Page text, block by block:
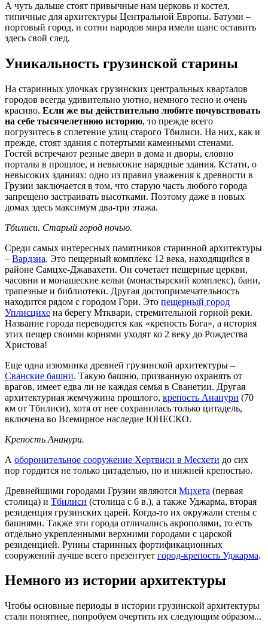
А чуть дальше стоят привычные нам церковь и костел,
типичные для архитектуры Центральной Европы. Батуми –
портовый город, и сотни народов мира имели шанс оставить
здесь свой след.
Уникальность грузинской старины
На старинных улочках грузинских центральных кварталов
городов всегда удивительно уютно, немного тесно и очень
красиво. Если же вы действительно любите почувствовать
на себе тысячелетнюю историю, то прежде всего
погрузитесь в сплетение улиц старого Тбилиси. На них, как и
прежде, стоят здания с потертыми каменными стенами.
Гостей встречают резные двери в дома и дворы, словно
порталы в прошлое, и невысокие нарядные здания. Кстати, о
невысоких зданиях: одно из правил уважения к древности в
Грузии заключается в том, что старую часть любого города
запрещено застраивать высотками. Поэтому даже в новых
домах здесь максимум два-три этажа.
Тбилиси. Старый город ночью.
Среди самых интересных памятников старинной архитектуры
– Вардзиа. Это пещерный комплекс 12 века, находящийся в
районе Самцхе-Джавахети. Он сочетает пещерные церкви,
часовни и монашеские кельи (монастырский комплекс), бани,
трапезные и библиотеки. Другая достопримечательность
находится рядом с городом Гори. Это пещерный город
Уплисцихе на берегу Мтквари, стремительной горной реки.
Название города переводится как «крепость Бога», а история
этих пещер своими корнями уходят ко 2 веку до Рождества
Христова!
Еще одна изюминка древней грузинской архитектуры –
Сванские башни. Такую башню, призванную охранять от
врагов, имеет едва ли не каждая семья в Сванетии. Другая
архитектурная жемчужина прошлого, крепость Ананури (70
км от Тбилиси), хотя от нее сохранилась только цитадель,
включена во Всемирное наследие ЮНЕСКО.
Крепость Ананури.
А оборонительное сооружение Хертвиси в Месхети до сих
пор гордится не только цитаделью, но и нижней крепостью.
Древнейшими городами Грузии являются Мцхета (первая
столица) и Тбилиси (столица с 6 в.), а также Уджарма, вторая
резиденция грузинских царей. Когда-то их окружали стены с
башнями. Также эти города отличались акрополями, то есть
отдельно укрепленными верхними городами с царской
резиденцией. Руины старинных фортификационных
сооружений лучше всего презентует город-крепость Уджарма.
Немного из истории архитектуры
Чтобы основные периоды в истории грузинской архитектуры
стали понятнее, попробуем очертить их следующим образом...